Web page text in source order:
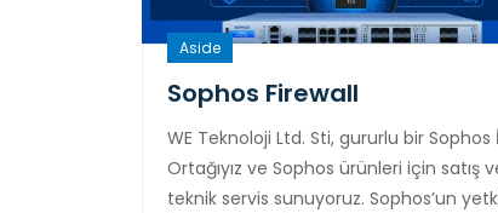
Aside
Sophos Firewall
WE Teknoloji Ltd. Sti, gururlu bir Sophos
Ortağıyız ve Sophos ürünleri için satış
teknik servis sunuyoruz. Sophos’un